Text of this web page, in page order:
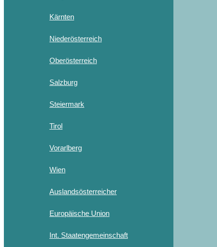
Kärnten
Niederösterreich
Oberösterreich
Salzburg
Steiermark
Tirol
Vorarlberg
Wien
Auslandsösterreicher
Europäische Union
Int. Staatengemeinschaft